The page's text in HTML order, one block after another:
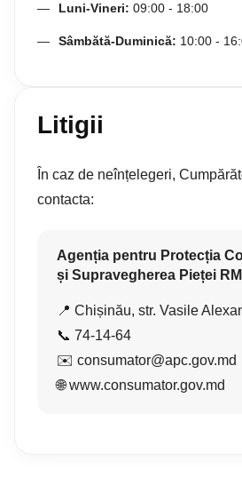
Luni-Vineri: 09:00 - 18:00
Sâmbătă-Duminică: 10:00 -
Litigii
În caz de neînțelegeri,
contacta:
Agenția pentru Protecția
și Supravegherea Pieței RM
📍 Chișinău, str. Vasile
📞 74-14-64
✉️ consumator@apc.gov.md
🌐 www.consumator.gov.md